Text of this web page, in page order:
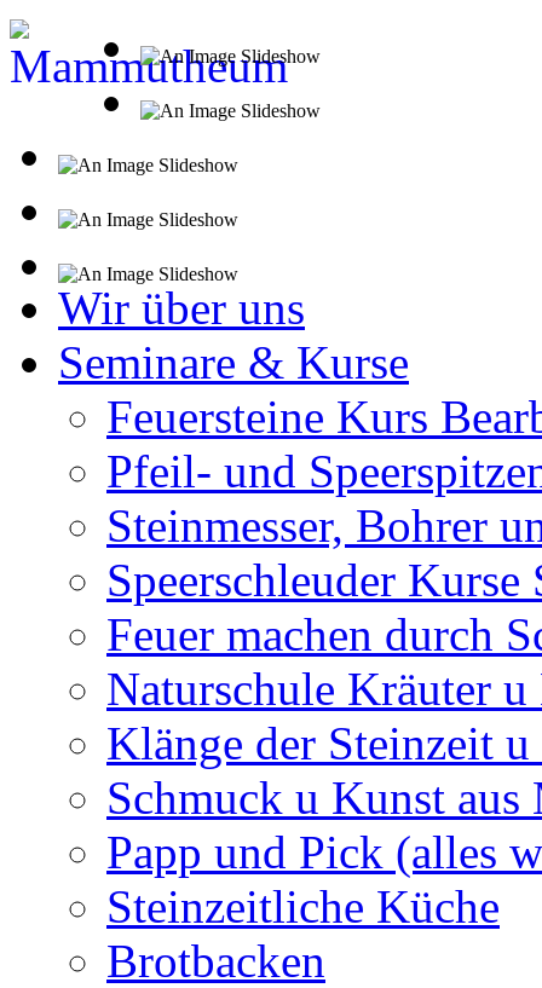
Wir über uns
Seminare & Kurse
Feuersteine Kurs
Pfeil- und
Steinmesser, Bohrer
Speerschleuder Kurse
Feuer machen durch
Naturschule Kräuter
Klänge der Steinzeit u
Schmuck u Kunst
Papp und Pick (alles
Steinzeitliche Küche
Brotbacken